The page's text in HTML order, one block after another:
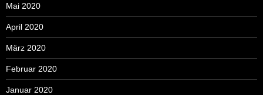
Mai 2020
April 2020
März 2020
Februar 2020
Januar 2020